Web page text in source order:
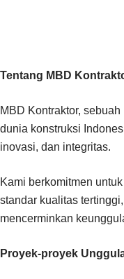
Tentang MBD
MBD Kontraktor,
dunia konstruksi
inovasi, dan integritas.
Kami berkomitmen
standar kualitas
mencerminkan
Proyek-proyek